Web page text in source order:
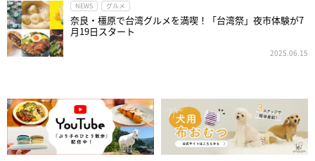
NEWS グルメ
奈良・橿原で台湾グルメを満喫！「台湾祭」夜市体験が7
月19日スタート
2025.06.15